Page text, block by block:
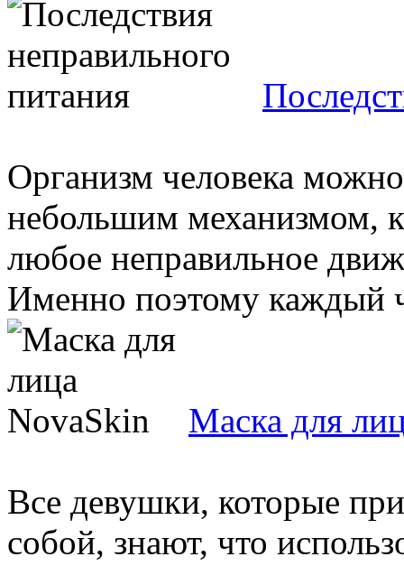
Организм человека
небольшим механизмом,
любое неправильное
Именно поэтому каждый
Маска для
Все девушки, которые
собой, знают, что